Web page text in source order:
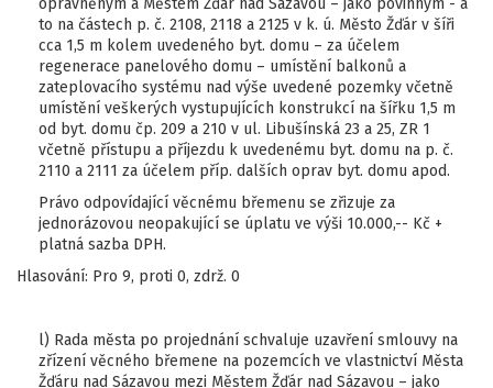
oprávněným a Městem Žďár nad Sázavou – jako povinným - a
to na částech p. č. 2108, 2118 a 2125 v k. ú. Město Žďár v šíři
cca 1,5 m kolem uvedeného byt. domu – za účelem
regenerace panelového domu – umístění balkonů a
zateplovacího systému nad výše uvedené pozemky včetně
umístění veškerých vystupujících konstrukcí na šířku 1,5 m
od byt. domu čp. 209 a 210 v ul. Libušínská 23 a 25, ZR 1
včetně přístupu a příjezdu k uvedenému byt. domu na p. č.
2110 a 2111 za účelem příp. dalších oprav byt. domu apod.
Právo odpovídající věcnému břemenu se zřizuje za
jednorázovou neopakující se úplatu ve výši 10.000,-- Kč +
platná sazba DPH.
Hlasování: Pro 9, proti 0, zdrž. 0
l) Rada města po projednání schvaluje uzavření smlouvy na
zřízení věcného břemene na pozemcích ve vlastnictví Města
Žďáru nad Sázavou mezi Městem Žďár nad Sázavou – jako